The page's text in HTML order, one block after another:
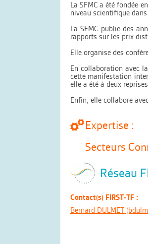
La SFMC a été fondée
niveau scientifique
La SFMC publie des
rapports sur les prix
Elle organise des
En collaboration avec
cette manifestation
elle a été à deux
Enfin, elle collabore
Expertise :
Secteurs
Réseau
Contact(s) FIRST-TF :
Bernard DULMET